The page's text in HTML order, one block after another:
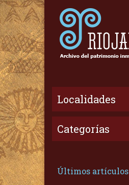
Localidades
Categorías
Últimos artículos